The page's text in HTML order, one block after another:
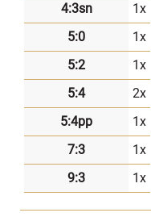
4:3sn
1x
5:0
1x
5:2
1x
5:4
2x
5:4pp
1x
7:3
1x
9:3
1x